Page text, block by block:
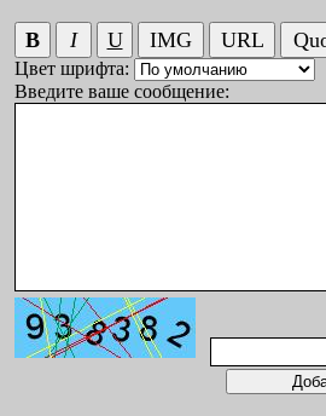
Цвет шрифта:
Введите ваше сообщение: